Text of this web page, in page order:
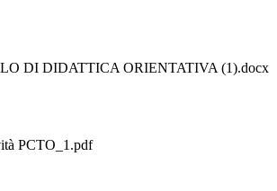
DI DIDATTICA ORIENTATIVA (1).docx
PCTO_1.pdf